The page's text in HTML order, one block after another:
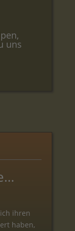
uns
ihren
haben,